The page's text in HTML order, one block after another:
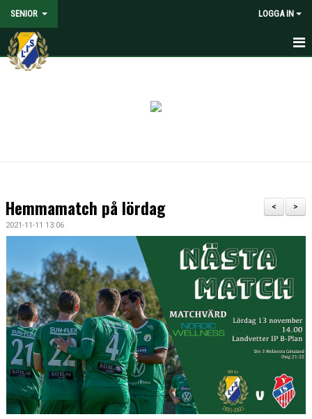
SENIOR LOGGA IN
HEM
MEDIA
DOKUMENT
KONTAKT
>
<
Hemmamatch på lördag
2021-11-11 13:06